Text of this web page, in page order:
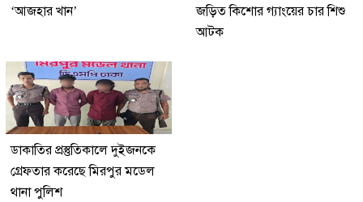
‘আজহার খান’
জড়িত কিশোর গ্যাংয়ের চার শিশু
আটক
ডাকাতির প্রস্তুতিকালে দুইজনকে
গ্রেফতার করেছে মিরপুর মডেল
থানা পুলিশ